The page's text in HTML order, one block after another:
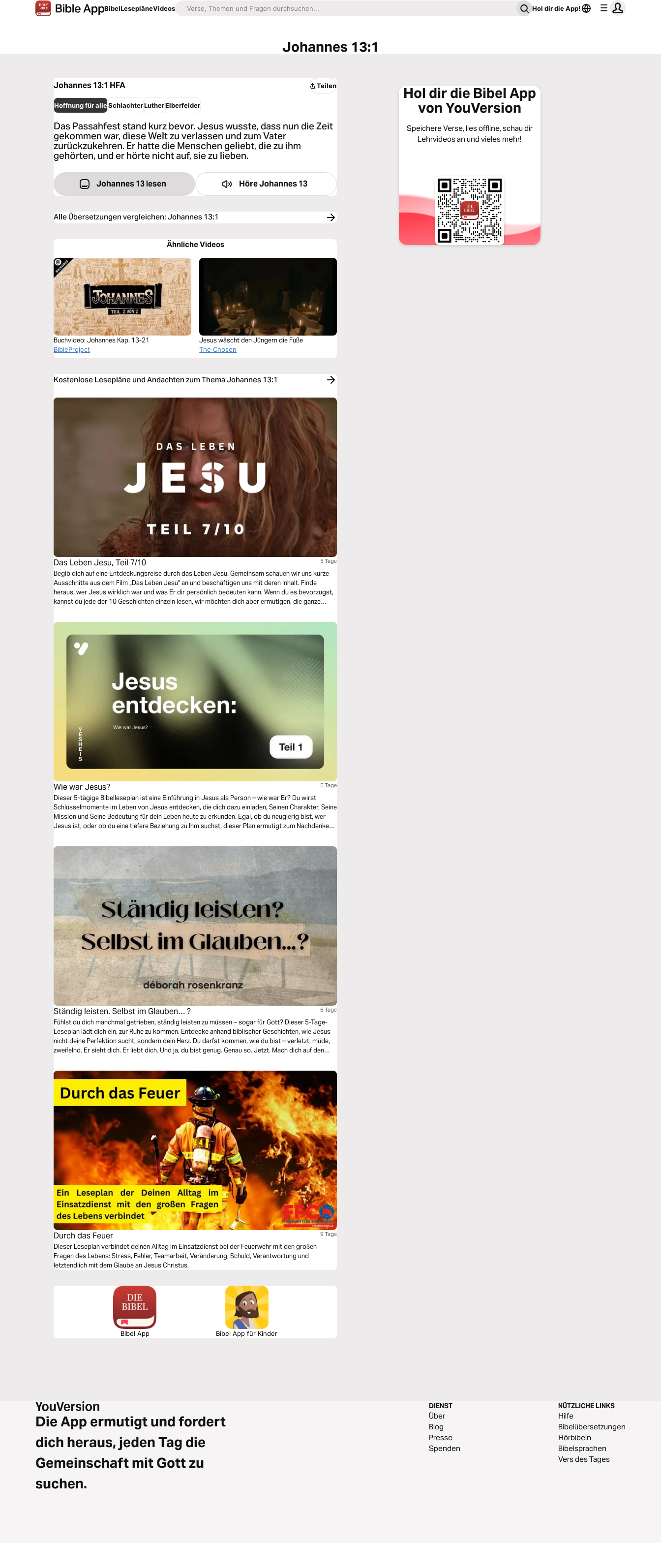
BibelLesepläneVideos Hol dir die App!
Johannes 13:1
Johannes 13:1 HFA Teilen
Hoffnung für alleSchlachterLutherElberfelder
Das Passahfest stand kurz bevor. Jesus wusste, dass nun die Zeit
gekommen war, diese Welt zu verlassen und zum Vater
zurückzukehren. Er hatte die Menschen geliebt, die zu ihm
gehörten, und er hörte nicht auf, sie zu lieben.
Johannes 13 lesen HöreJohannes 13
Alle Übersetzungen vergleichen:Johannes 13:1
Ähnliche Videos
Buchvideo: Johannes Kap. 13-21
BibleProject
Jesus wäscht den Jüngern die Füße
The Chosen
Kostenlose Lesepläne und Andachten zum Thema Johannes 13:1
Das Leben Jesu, Teil 7/10 5 Tage
Begib dich auf eine Entdeckungsreise durch das Leben Jesu. Gemeinsam schauen wir uns kurze
Ausschnitte aus dem Film „Das Leben Jesu" an und beschäftigen uns mit deren Inhalt. Finde
heraus, wer Jesus wirklich war und was Er dir persönlich bedeuten kann. Wenn du es bevorzugst,
kannst du jede der 10 Geschichten einzeln lesen, wir möchten dich aber ermutigen, die ganze
Wie war Jesus? 5 Tage
Dieser 5-tägige Bibelleseplan ist eine Einführung in Jesus als Person – wie war Er? Du wirst
Schlüsselmomente im Leben von Jesus entdecken, die dich dazu einladen, Seinen Charakter, Seine
Mission und Seine Bedeutung für dein Leben heute zu erkunden. Egal, ob du neugierig bist, wer
Jesus ist, oder ob du eine tiefere Beziehung zu Ihm suchst, dieser Plan ermutigt zum Nachdenken,
anregen.
Ständig leisten. Selbst im Glauben… ? 6 Tage
Fühlst du dich manchmal getrieben, ständig leisten zu müssen – sogar für Gott? Dieser 5-Tage-
Leseplan lädt dich ein, zur Ruhe zu kommen. Entdecke anhand biblischer Geschichten, wie Jesus
nicht deine Perfektion sucht, sondern dein Herz. Du darfst kommen, wie du bist – verletzt, müde,
zweifelnd. Er sieht dich. Er liebt dich. Und ja, du bist genug. Genau so. Jetzt. Mach dich auf den
Durch das Feuer 9 Tage
Dieser Leseplan verbindet deinen Alltag im Einsatzdienst bei der Feuerwehr mit den großen
Fragen des Lebens: Stress, Fehler, Teamarbeit, Veränderung, Schuld, Verantwortung und
letztendlich mit dem Glaube an Jesus Christus.
Bibel App Bibel App für Kinder
Hol dir die Bibel App
von YouVersion
Speichere Verse, lies offline, schau dir
Lehrvideos an und vieles mehr!
Die App ermutigt und fordert
dich heraus, jeden Tag die
Gemeinschaft mit Gott zu
suchen.
DIENST
Über
Blog
Presse
Spenden
NÜTZLICHE LINKS
Hilfe
Bibelübersetzungen
Hörbibeln
Bibelsprachen
Vers des Tages